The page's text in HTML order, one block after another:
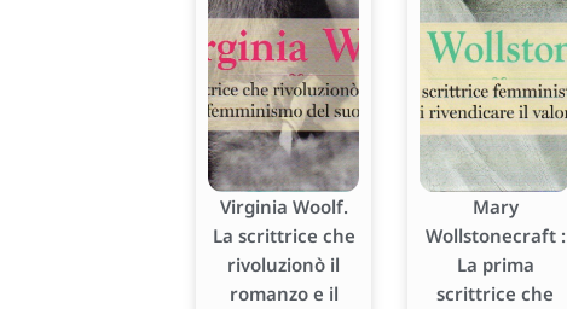
Virginia Woolf.
La scrittrice che
rivoluzionò il
romanzo e il
Mary
Wollstonecraft :
La prima
scrittrice che